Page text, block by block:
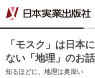
「モスク」は日本
ない「地理」のお
知るほどに、地理は奥深い